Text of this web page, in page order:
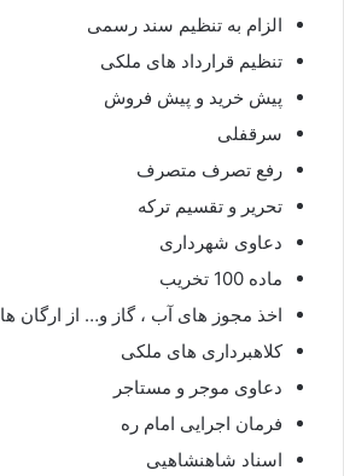
الزام به تنظیم سند رسمی
تنظیم قرارداد های ملکی
پیش خرید و پیش فروش
سرقفلی
رفع تصرف متصرف
تحریر و تقسیم ترکه
دعاوی شهرداری
ماده 100 تخریب
اخذ مجوز های آب ، گاز و… از ارگان ها
کلاهبرداری های ملکی
دعاوی موجر و مستاجر
فرمان اجرایی امام ره
اسناد شاهنشاهیی